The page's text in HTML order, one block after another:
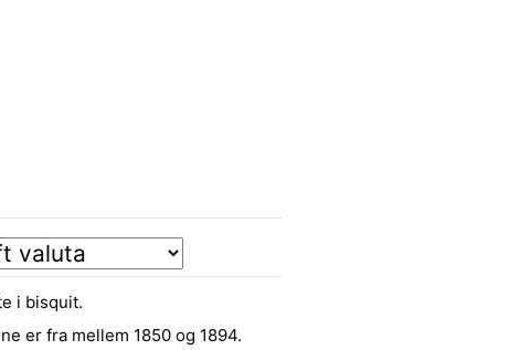
i bisquit.
er fra mellem 1850 og 1894.